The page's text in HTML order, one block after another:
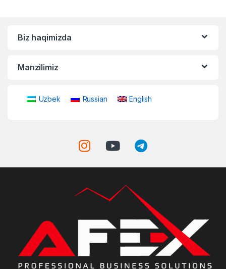
Biz haqimizda
Manzilimiz
Uzbek Russian English